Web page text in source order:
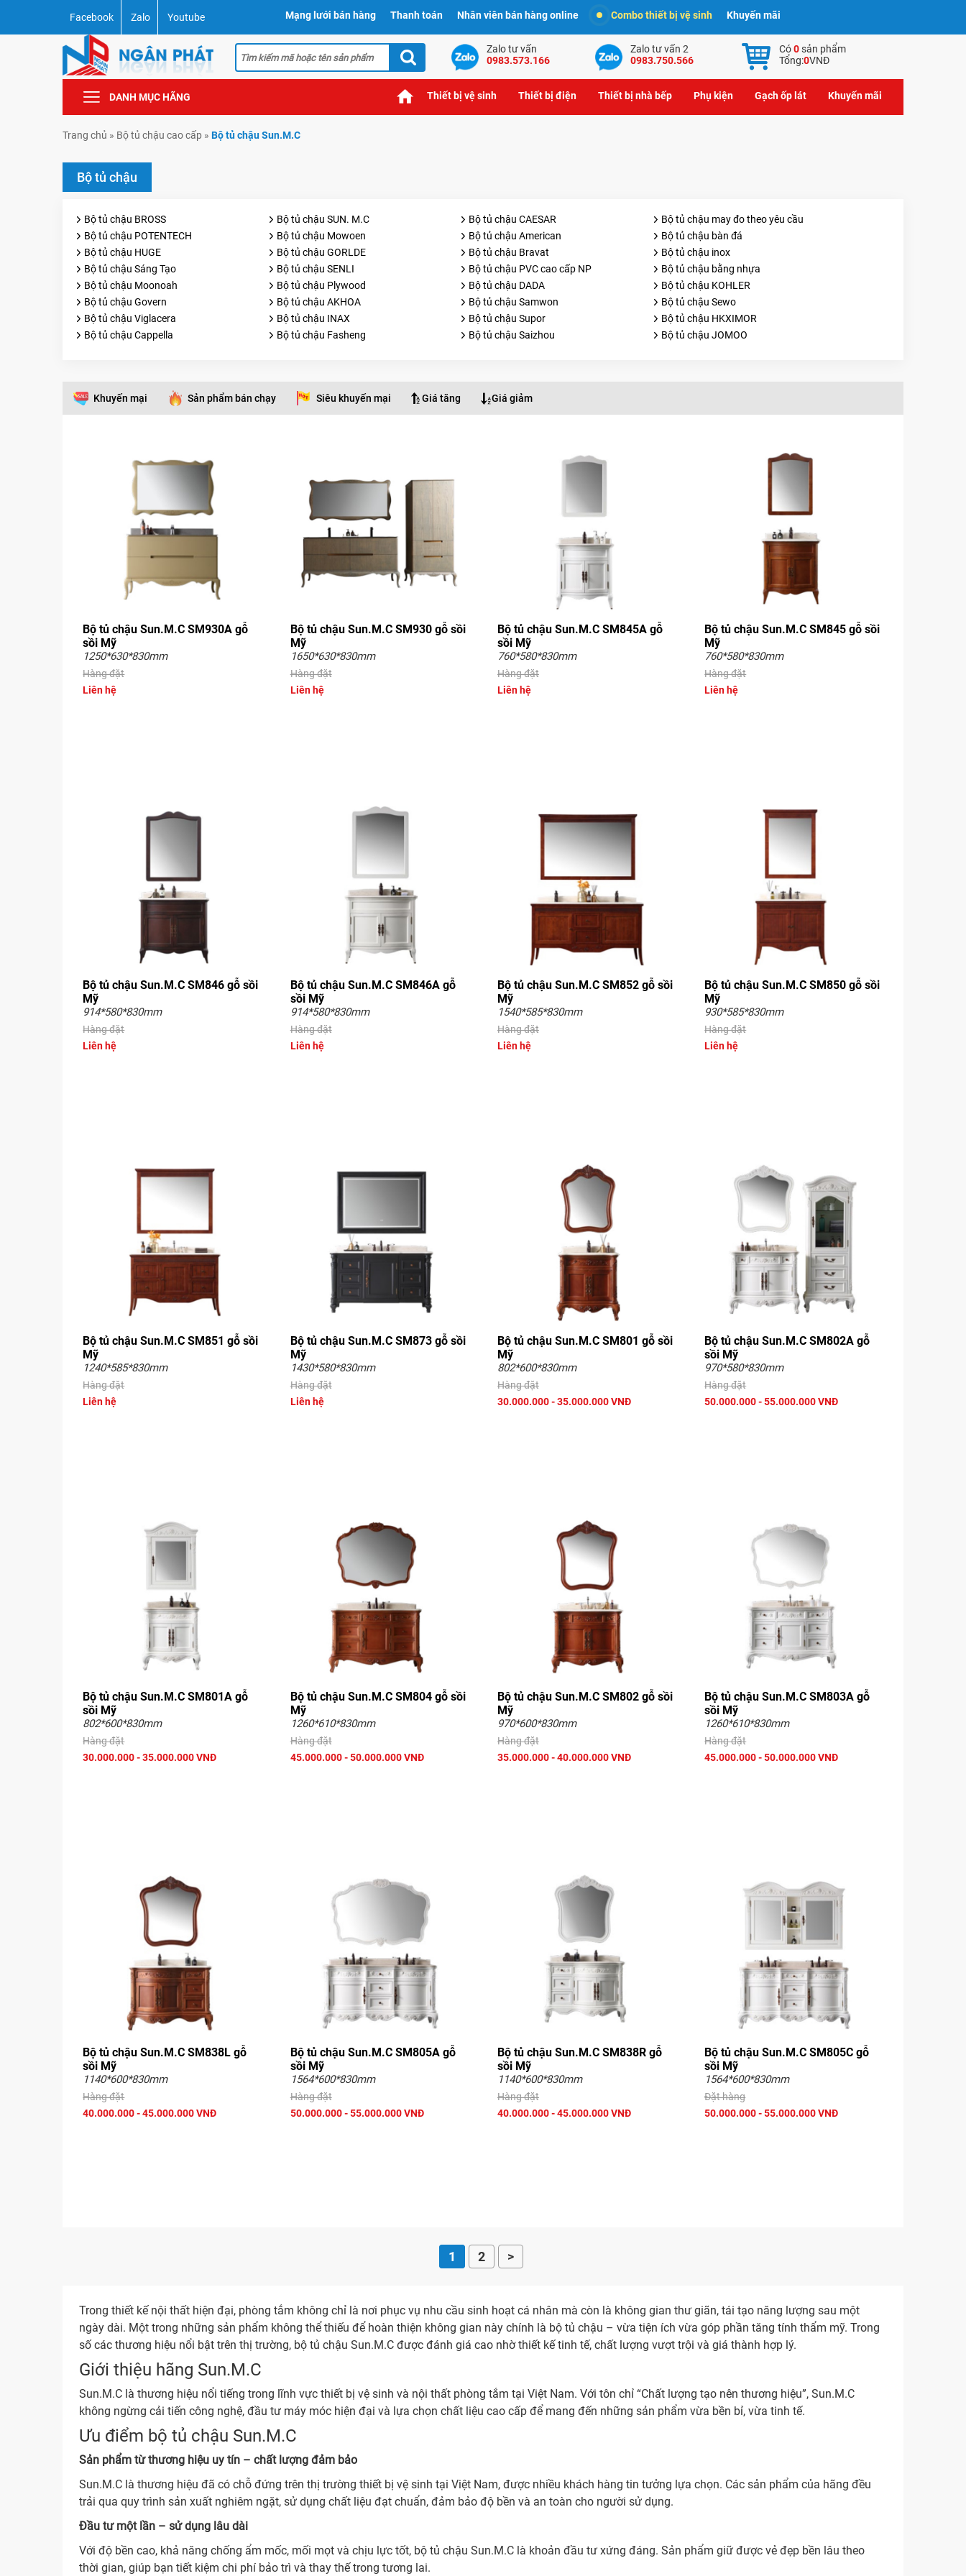
Facebook Zalo Youtube Mạng lưới bán hàng Thanh toán Nhân viên bán hàng online Combo thiết bị vệ sinh Khuyến mãi
Zalo tư vấn
0983.573.166
Zalo tư vấn 2
0983.750.566
Có0sản phẩm
Tổng:0VNĐ
DANH MỤC HÃNG Thiết bị vệ sinh Thiết bị điện Thiết bị nhà bếp Phụ kiện Gạch ốp lát Khuyến mãi
Trang chủ » Bộ tủ chậu cao cấp » Bộ tủ chậu Sun.M.C
Bộ tủ chậu
Bộ tủ chậu BROSS Bộ tủ chậu SUN. M.C Bộ tủ chậu CAESAR
Bộ tủ chậu may đo theo yêu cầu
Bộ tủ chậu POTENTECH
Bộ tủ chậu Mowoen Bộ tủ chậu American
Bộ tủ chậu bàn đá
Bộ tủ chậu HUGE
Bộ tủ chậu GORLDE Bộ tủ chậu Bravat
Bộ tủ chậu inox
Bộ tủ chậu Sáng Tạo
Bộ tủ chậu SENLI Bộ tủ chậu PVC cao cấp NP
Bộ tủ chậu bằng nhựa
Bộ tủ chậu Moonoah
Bộ tủ chậu Plywood Bộ tủ chậu DADA
Bộ tủ chậu KOHLER
Bộ tủ chậu Govern
Bộ tủ chậu AKHOA Bộ tủ chậu Samwon
Bộ tủ chậu Sewo
Bộ tủ chậu Viglacera
Bộ tủ chậu INAX Bộ tủ chậu Supor
Bộ tủ chậu HKXIMOR
Bộ tủ chậu Cappella
Bộ tủ chậu Fasheng Bộ tủ chậu Saizhou Bộ tủ chậu JOMOO
Khuyến mại Sản phẩm bán chạy Siêu khuyến mại Giá tăng Giá giảm
Bộ tủ chậu Sun.M.C SM930A gỗ
sồi Mỹ
1250*630*830mm
Hàng đặt
Liên hệ
Bộ tủ chậu Sun.M.C SM930 gỗ sồi
Mỹ
1650*630*830mm
Hàng đặt
Liên hệ
Bộ tủ chậu Sun.M.C SM845A gỗ
sồi Mỹ
760*580*830mm
Hàng đặt
Liên hệ
Bộ tủ chậu Sun.M.C SM845 gỗ sồi
Mỹ
760*580*830mm
Hàng đặt
Liên hệ
Bộ tủ chậu Sun.M.C SM846 gỗ sồi
Mỹ
914*580*830mm
Hàng đặt
Liên hệ
Bộ tủ chậu Sun.M.C SM846A gỗ
sồi Mỹ
914*580*830mm
Hàng đặt
Liên hệ
Bộ tủ chậu Sun.M.C SM852 gỗ sồi
Mỹ
1540*585*830mm
Hàng đặt
Liên hệ
Bộ tủ chậu Sun.M.C SM850 gỗ sồi
Mỹ
930*585*830mm
Hàng đặt
Liên hệ
Bộ tủ chậu Sun.M.C SM851 gỗ sồi
Mỹ
1240*585*830mm
Hàng đặt
Liên hệ
Bộ tủ chậu Sun.M.C SM873 gỗ sồi
Mỹ
1430*580*830mm
Hàng đặt
Liên hệ
Bộ tủ chậu Sun.M.C SM801 gỗ sồi
Mỹ
802*600*830mm
Hàng đặt
30.000.000 - 35.000.000 VNĐ
Bộ tủ chậu Sun.M.C SM802A gỗ
sồi Mỹ
970*580*830mm
Hàng đặt
50.000.000 - 55.000.000 VNĐ
Bộ tủ chậu Sun.M.C SM801A gỗ
sồi Mỹ
802*600*830mm
Hàng đặt
30.000.000 - 35.000.000 VNĐ
Bộ tủ chậu Sun.M.C SM804 gỗ sồi
Mỹ
1260*610*830mm
Hàng đặt
45.000.000 - 50.000.000 VNĐ
Bộ tủ chậu Sun.M.C SM802 gỗ sồi
Mỹ
970*600*830mm
Hàng đặt
35.000.000 - 40.000.000 VNĐ
Bộ tủ chậu Sun.M.C SM803A gỗ
sồi Mỹ
1260*610*830mm
Hàng đặt
45.000.000 - 50.000.000 VNĐ
Bộ tủ chậu Sun.M.C SM838L gỗ
sồi Mỹ
1140*600*830mm
Hàng đặt
40.000.000 - 45.000.000 VNĐ
Bộ tủ chậu Sun.M.C SM805A gỗ
sồi Mỹ
1564*600*830mm
Hàng đặt
50.000.000 - 55.000.000 VNĐ
Bộ tủ chậu Sun.M.C SM838R gỗ
sồi Mỹ
1140*600*830mm
Hàng đặt
40.000.000 - 45.000.000 VNĐ
Bộ tủ chậu Sun.M.C SM805C gỗ
sồi Mỹ
1564*600*830mm
Đặt hàng
50.000.000 - 55.000.000 VNĐ
1 2 >
Trong thiết kế nội thất hiện đại, phòng tắm không chỉ là nơi phục vụ nhu cầu sinh hoạt cá nhân mà còn là không gian thư giãn, tái tạo năng lượng sau một
ngày dài. Một trong những sản phẩm không thể thiếu để hoàn thiện không gian này chính là bộ tủ chậu – vừa tiện ích vừa góp phần tăng tính thẩm mỹ. Trong
số các thương hiệu nổi bật trên thị trường, bộ tủ chậu Sun.M.C được đánh giá cao nhờ thiết kế tinh tế, chất lượng vượt trội và giá thành hợp lý.
Giới thiệu hãng Sun.M.C
Sun.M.C là thương hiệu nổi tiếng trong lĩnh vực thiết bị vệ sinh và nội thất phòng tắm tại Việt Nam. Với tôn chỉ “Chất lượng tạo nên thương hiệu”, Sun.M.C
không ngừng cải tiến công nghệ, đầu tư máy móc hiện đại và lựa chọn chất liệu cao cấp để mang đến những sản phẩm vừa bền bỉ, vừa tinh tế.
Ưu điểm bộ tủ chậu Sun.M.C
Sản phẩm từ thương hiệu uy tín – chất lượng đảm bảo
Sun.M.C là thương hiệu đã có chỗ đứng trên thị trường thiết bị vệ sinh tại Việt Nam, được nhiều khách hàng tin tưởng lựa chọn. Các sản phẩm của hãng đều
trải qua quy trình sản xuất nghiêm ngặt, sử dụng chất liệu đạt chuẩn, đảm bảo độ bền và an toàn cho người sử dụng.
Đầu tư một lần – sử dụng lâu dài
Với độ bền cao, khả năng chống ẩm mốc, mối mọt và chịu lực tốt, bộ tủ chậu Sun.M.C là khoản đầu tư xứng đáng. Sản phẩm giữ được vẻ đẹp bền lâu theo
thời gian, giúp bạn tiết kiệm chi phí bảo trì và thay thế trong tương lai.